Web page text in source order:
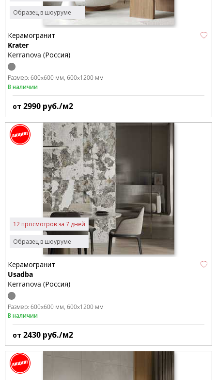
Образец в шоуруме
Керамогранит
Krater
Kerranova (Россия)
Размер: 600x600 мм 600x1200 мм
В наличии
от 2990 руб./м2
Образец в шоуруме
12 просмотров за 7 дней
Керамогранит
Usadba
Kerranova (Россия)
Размер: 600x600 мм 600x1200 мм
В наличии
от 2430 руб./м2